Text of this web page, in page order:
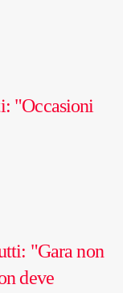
"Occasioni
"Gara non
deve